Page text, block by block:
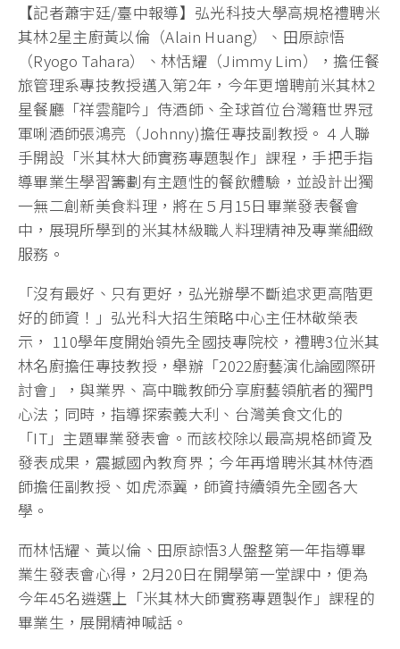
【記者蕭宇廷/臺中報導】弘光科技大學高規格禮聘米
其林2星主廚黃以倫（Alain Huang）、田原諒悟
（Ryogo Tahara）、林恬耀（Jimmy Lim），擔任餐
旅管理系專技教授邁入第2年，今年更增聘前米其林2
星餐廳「祥雲龍吟」侍酒師、全球首位台灣籍世界冠
軍唎酒師張鴻亮（Johnny)擔任專技副教授。４人聯
手開設「米其林大師實務專題製作」課程，手把手指
導畢業生學習籌劃有主題性的餐飲體驗，並設計出獨
一無二創新美食料理，將在５月15日畢業發表餐會
中，展現所學到的米其林級職人料理精神及專業細緻
服務。
「沒有最好、只有更好，弘光辦學不斷追求更高階更
好的師資！」弘光科大招生策略中心主任林敬榮表
示， 110學年度開始領先全國技專院校，禮聘3位米其
林名廚擔任專技教授，舉辦「2022廚藝演化論國際研
討會」，與業界、高中職教師分享廚藝領航者的獨門
心法；同時，指導探索義大利、台灣美食文化的
「IT」主題畢業發表會。而該校除以最高規格師資及
發表成果，震撼國內教育界；今年再增聘米其林侍酒
師擔任副教授、如虎添翼，師資持續領先全國各大
學。
而林恬耀、黃以倫、田原諒悟3人盤整第一年指導畢
業生發表會心得，2月20日在開學第一堂課中，便為
今年45名遴選上「米其林大師實務專題製作」課程的
畢業生，展開精神喊話。